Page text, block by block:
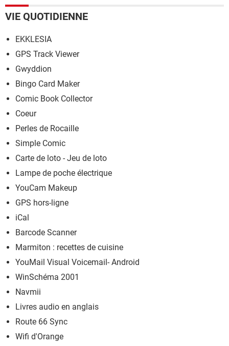
VIE QUOTIDIENNE
EKKLESIA
GPS Track Viewer
Gwyddion
Bingo Card Maker
Comic Book Collector
Coeur
Perles de Rocaille
Simple Comic
Carte de loto - Jeu de loto
Lampe de poche électrique
YouCam Makeup
GPS hors-ligne
iCal
Barcode Scanner
Marmiton : recettes de cuisine
YouMail Visual Voicemail- Android
WinSchéma 2001
Navmii
Livres audio en anglais
Route 66 Sync
Wifi d'Orange